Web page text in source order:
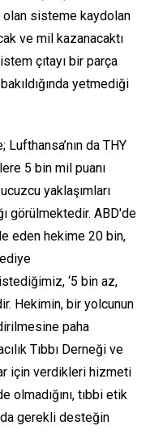
olan sisteme kaydolan
ve mil kazanacaktı
çıtayı bir parça
yetmediği
Lufthansa’nın da THY
5 bin mil puanı
yaklaşımları
görülmektedir. ABD'de
eden hekime 20 bin,
‘5 bin az,
Hekimin, bir yolcunun
paha
Tıbbı Derneği ve
için verdikleri hizmeti
olmadığını, tıbbi etik
gerekli desteğin